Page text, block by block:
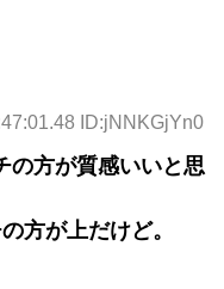
ID:jNNKGjYn0
の方が質感いいと思
方が上だけど。